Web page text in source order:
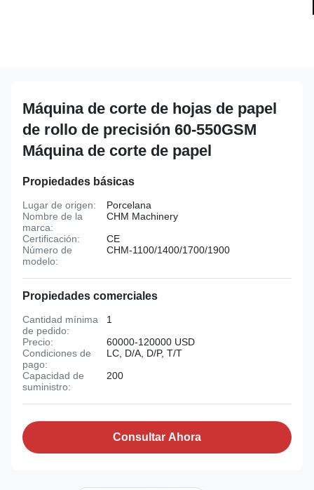
Máquina de corte de hojas de papel
de rollo de precisión 60-550GSM
Máquina de corte de papel
Propiedades básicas
Lugar de origen:
Porcelana
Nombre de la
marca:
CHM Machinery
Certificación:
CE
Número de
modelo:
CHM-1100/1400/1700/1900
Propiedades comerciales
Cantidad mínima
de pedido:
1
Precio:
60000-120000 USD
Condiciones de
pago:
LC, D/A, D/P, T/T
Capacidad de
suministro:
200
Consultar Ahora